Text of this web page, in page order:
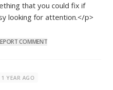
that you could fix if
looking for attention.</p>
COMMENT
1 YEAR AGO